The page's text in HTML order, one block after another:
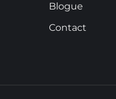
Blogue
Contact